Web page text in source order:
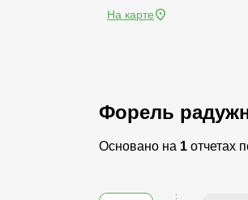
На карте
Форель
Основано на 1 отчетах